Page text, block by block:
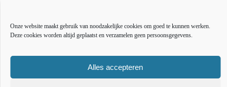
Onze website maakt gebruik van noodzakelijke cookies om goed te kunnen werken.
Deze cookies worden altijd geplaatst en verzamelen geen persoonsgegevens.
Alles accepteren
Bestuur en organisatie
Educatie